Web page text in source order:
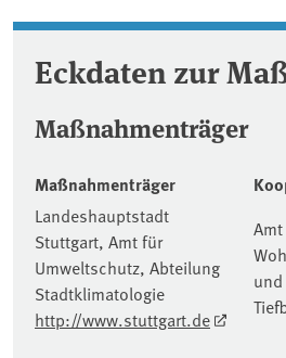
Eckdaten zur
Maßnahmenträger
Maßnahmenträger
Landeshauptstadt
Stuttgart, Amt für
Umweltschutz, Abteilung
Stadtklimatologie
http://www.stuttgart.de